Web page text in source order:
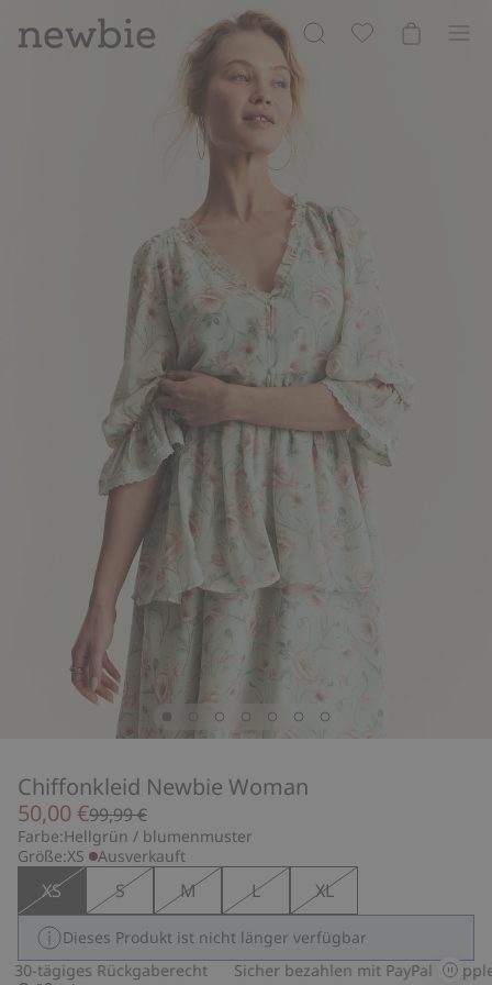
Chiffonkleid Newbie Woman
50,00 €99,99 €
Farbe:Hellgrün / blumenmuster
Größe:XS Ausverkauft
XS S M L XL
Dieses Produkt ist nicht länger verfügbar
tägiges Rückgaberecht
Sicher bezahlen mit PayPal & Apple